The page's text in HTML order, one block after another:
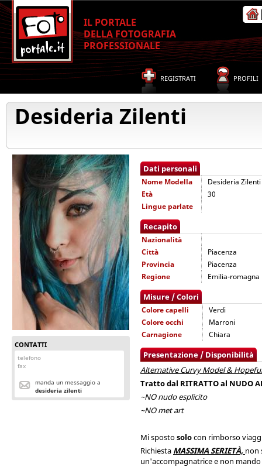
IL PORTALE
DELLA FOTOGRAFIA
PROFESSIONALE
REGISTRATI PROFILI
Desideria Zilenti
CONTATTI
telefono
fax
manda un messaggio a
desideria zilenti
Dati personali
Nome Modella
Desideria Zilenti
Età
30
Lingue parlate
Recapito
Nazionalità
Città
Piacenza
Provincia
Piacenza
Regione
Emilia-romagna
Misure / Colori
Colore capelli
Verdi
Colore occhi
Marroni
Carnagione
Chiara
Presentazione / Disponibilità
Alternative Curvy Model &
Tratto dal RITRATTO al NUDO
~NO nudo esplicito
~NO met art
Mi spostosolocon rimborso
Richiesta MASSIMA SERIETÀ, non
un'accompagnatrice e non